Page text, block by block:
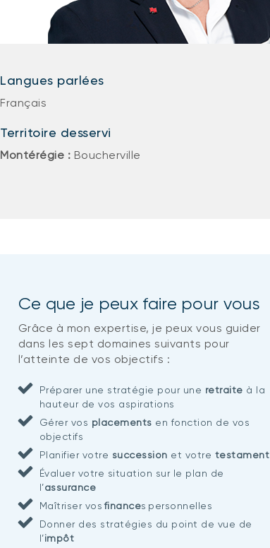
Langues parlées
Français
Territoire desservi
Montérégie : Boucherville
Ce que je peux faire pour vous
Grâce à mon expertise, je peux vous guider
dans les sept domaines suivants pour
l’atteinte de vos objectifs :
Préparer une stratégie pour une retraite à la
hauteur de vos aspirations
Gérer vos placements en fonction de vos
objectifs
Planifier votre succession et votre testament
Évaluer votre situation sur le plan de
l’assurance
Maîtriser vosfinances personnelles
Donner des stratégies du point de vue de
l’impôt